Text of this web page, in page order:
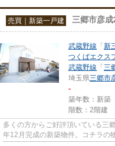
売買｜新築一戸建 三郷市彦
武蔵野線 「 新
つくばエクス
武蔵野線 「 三
埼玉県三郷市
-
築年数：新築
階数：2階建
多くの方からご好評頂いている
年12月完成の新築物件。コチラの